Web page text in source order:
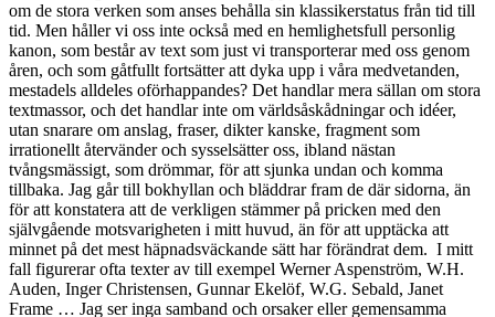
om de stora verken som anses behålla sin klassikerstatus från tid till
tid. Men håller vi oss inte också med en hemlighetsfull personlig
kanon, som består av text som just vi transporterar med oss genom
åren, och som gåtfullt fortsätter att dyka upp i våra medvetanden,
mestadels alldeles oförhappandes? Det handlar mera sällan om stora
textmassor, och det handlar inte om världsåskådningar och idéer,
utan snarare om anslag, fraser, dikter kanske, fragment som
irrationellt återvänder och sysselsätter oss, ibland nästan
tvångsmässigt, som drömmar, för att sjunka undan och komma
tillbaka. Jag går till bokhyllan och bläddrar fram de där sidorna, än
för att konstatera att de verkligen stämmer på pricken med den
självgående motsvarigheten i mitt huvud, än för att upptäcka att
minnet på det mest häpnadsväckande sätt har förändrat dem. I mitt
fall figurerar ofta texter av till exempel Werner Aspenström, W.H.
Auden, Inger Christensen, Gunnar Ekelöf, W.G. Sebald, Janet
Frame … Jag ser inga samband och orsaker eller gemensamma